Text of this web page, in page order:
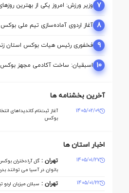
7 وزیر ورزش: امروز یکی از بهترین
آکادمی نقطه آغاز تحول بوکس است
8 آغاز اردوی آماده‌سازی تیم ملی بوکس
بازی‌های آسیایی ناگویا
9 فخفوری رئیس هیات بوکس استان
10 اسبقیان: ساخت آکادمی مجهز بوکس،
حسینی برای این رشته انجام داد
آخرین بخشنامه ها
1405/02/09
آغاز ثبت‌نام کاندیداهای
بوکس
اخبار استان ها
1405/01/27 تهران : گل آرا:دختران
بانوان در آسیا می توانند بدرخشند
1405/01/22
تهران : سبلان میزبان